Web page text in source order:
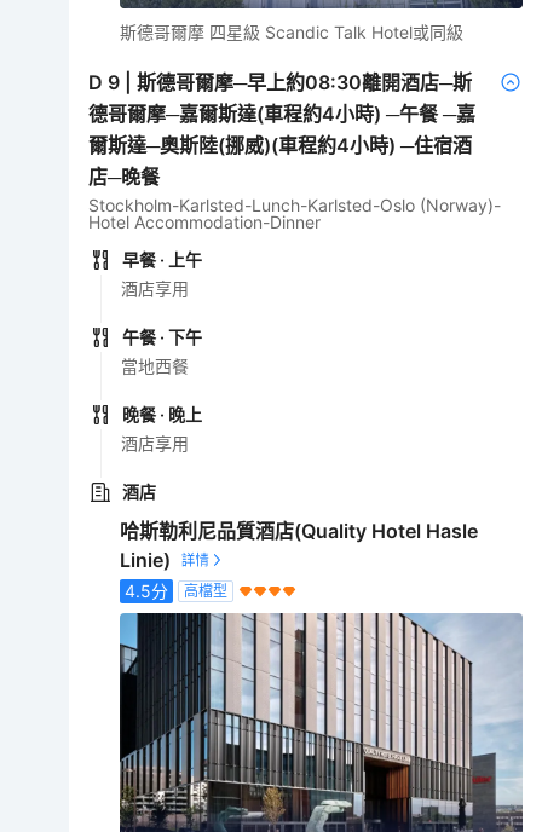
斯德哥爾摩 四星級 Scandic Talk Hotel或同級
D 9 |斯德哥爾摩─早上約08:30離開酒店─斯
德哥爾摩─嘉爾斯達(車程約4小時) ─午餐 ─嘉
爾斯達─奧斯陸(挪威)(車程約4小時) ─住宿酒
店─晚餐
Stockholm-Karlsted-Lunch-Karlsted-Oslo (Norway)-
Hotel Accommodation-Dinner
早餐 · 上午
酒店享用
午餐 · 下午
當地西餐
晚餐 · 晚上
酒店享用
酒店
哈斯勒利尼品質酒店(Quality Hotel Hasle
Linie)
4.5分 高檔型